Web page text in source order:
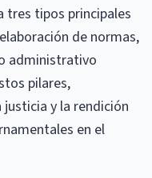
tres tipos principales
de normas,
administrativo
pilares,
y la rendición
en el